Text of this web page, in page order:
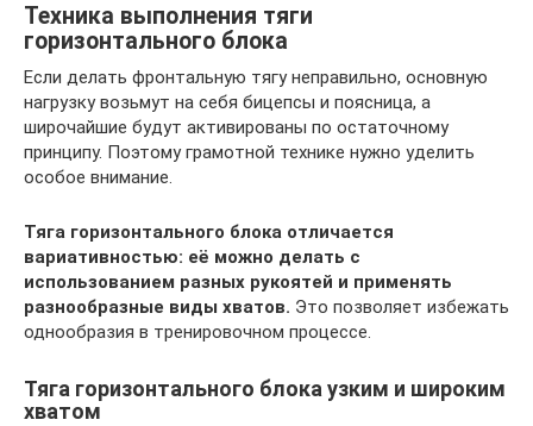
Техника выполнения тяги
горизонтального блока
Если делать фронтальную тягу неправильно, основную
нагрузку возьмут на себя бицепсы и поясница, а
широчайшие будут активированы по остаточному
принципу. Поэтому грамотной технике нужно уделить
особое внимание.
Тяга горизонтального блока отличается
вариативностью: её можно делать с
использованием разных рукоятей и применять
разнообразные виды хватов. Это позволяет избежать
однообразия в тренировочном процессе.
Тяга горизонтального блока узким и широким
хватом